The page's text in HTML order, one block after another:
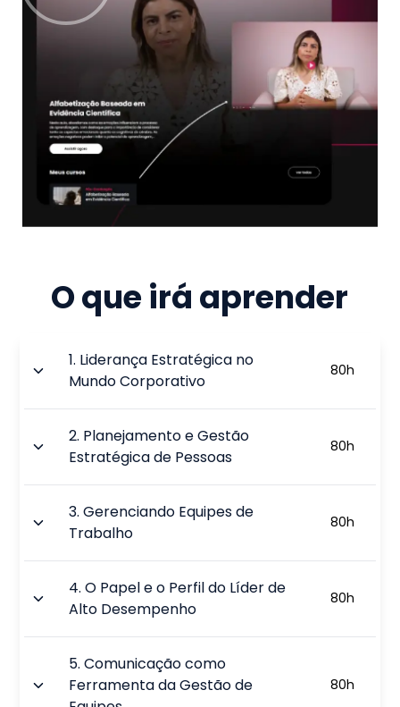
O que irá aprender
1. Liderança Estratégica no
Mundo Corporativo
80h
2. Planejamento e Gestão
Estratégica de Pessoas
80h
3.Gerenciando Equipes de
Trabalho
80h
4.O Papel e o Perfil do Líder de
Alto Desempenho
80h
5.Comunicação como
Ferramenta da Gestão de
80h